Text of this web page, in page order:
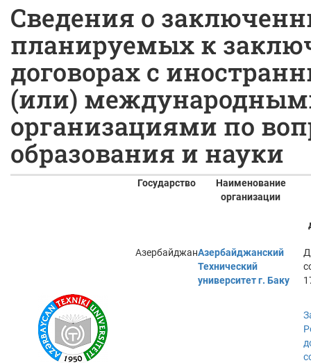
Сведения о
планируемых к
договорах с
(или)
организациями по
образования и науки
Государство
Наименование
организации
АзербайджанАзербайджанский
Технический
университет г. Баку